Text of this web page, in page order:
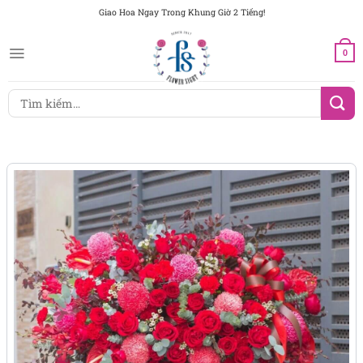
dung
Giao Hoa Ngay Trong Khung Giờ 2 Tiếng!
0
Tìm
kiếm: